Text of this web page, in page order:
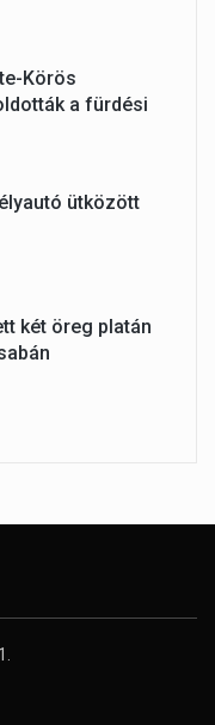
Körös
a fürdési
ütközött
két öreg platán